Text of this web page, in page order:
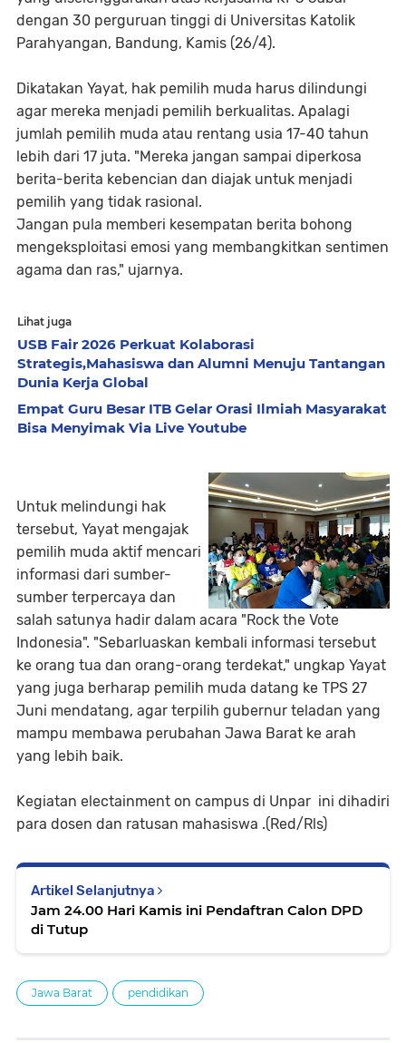
dengan 30 perguruan tinggi di Universitas Katolik
Parahyangan, Bandung, Kamis (26/4).
Dikatakan Yayat, hak pemilih muda harus dilindungi
agar mereka menjadi pemilih berkualitas. Apalagi
jumlah pemilih muda atau rentang usia 17-40 tahun
lebih dari 17 juta. "Mereka jangan sampai diperkosa
berita-berita kebencian dan diajak untuk menjadi
pemilih yang tidak rasional.
Jangan pula memberi kesempatan berita bohong
mengeksploitasi emosi yang membangkitkan sentimen
agama dan ras," ujarnya.
Lihat juga
USB Fair 2026 Perkuat Kolaborasi
Strategis,Mahasiswa dan Alumni Menuju Tantangan
Dunia Kerja Global
Empat Guru Besar ITB Gelar Orasi Ilmiah Masyarakat
Bisa Menyimak Via Live Youtube
Untuk melindungi hak
tersebut, Yayat mengajak
pemilih muda aktif mencari
informasi dari sumber-
sumber terpercaya dan
salah satunya hadir dalam acara "Rock the Vote
Indonesia". "Sebarluaskan kembali informasi tersebut
ke orang tua dan orang-orang terdekat," ungkap Yayat
yang juga berharap pemilih muda datang ke TPS 27
Juni mendatang, agar terpilih gubernur teladan yang
mampu membawa perubahan Jawa Barat ke arah
yang lebih baik.
Kegiatan electainment on campus di Unpar ini dihadiri
para dosen dan ratusan mahasiswa .(Red/Rls)
Artikel Selanjutnya
Jam 24.00 Hari Kamis ini Pendaftran Calon DPD
di Tutup
Jawa Barat pendidikan